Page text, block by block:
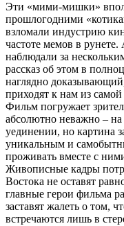
Эти «мими-мишки»
прошлогодними
взломали индустрию
частоте мемов в
наблюдали за
рассказ об этом в
наглядно
приходят к нам из
Фильм погружает
абсолютно неважно –
уединении, но картина
уникальным и
проживать вместе с
Живописные кадры
Востока не оставят
главные герои фильма
заставят жалеть о том,
встречаются лишь в